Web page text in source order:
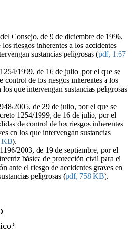
Consejo, de 9 de diciembre de 1996,
riesgos inherentes a los accidentes
sustancias peligrosas (pdf, 1.67
1999, de 16 de julio, por el que se
control de los riesgos inherentes a los
los que intervengan sustancias peligrosas
2005, de 29 de julio, por el que se
1254/1999, de 16 de julio, por el
de control de los riesgos inherentes
en los que intervengan sustancias
KB).
2003, de 19 de septiembre, por el
básica de protección civil para el
ante el riesgo de accidentes graves en
peligrosas (pdf, 758 KB).